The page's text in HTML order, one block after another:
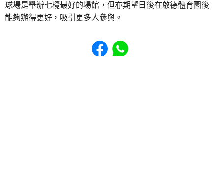
球場是舉辦七欖最好的場館，但亦期望日後在啟德體育園後
能夠辦得更好，吸引更多人參與。
Share to Facebook
Share to WhatsApp